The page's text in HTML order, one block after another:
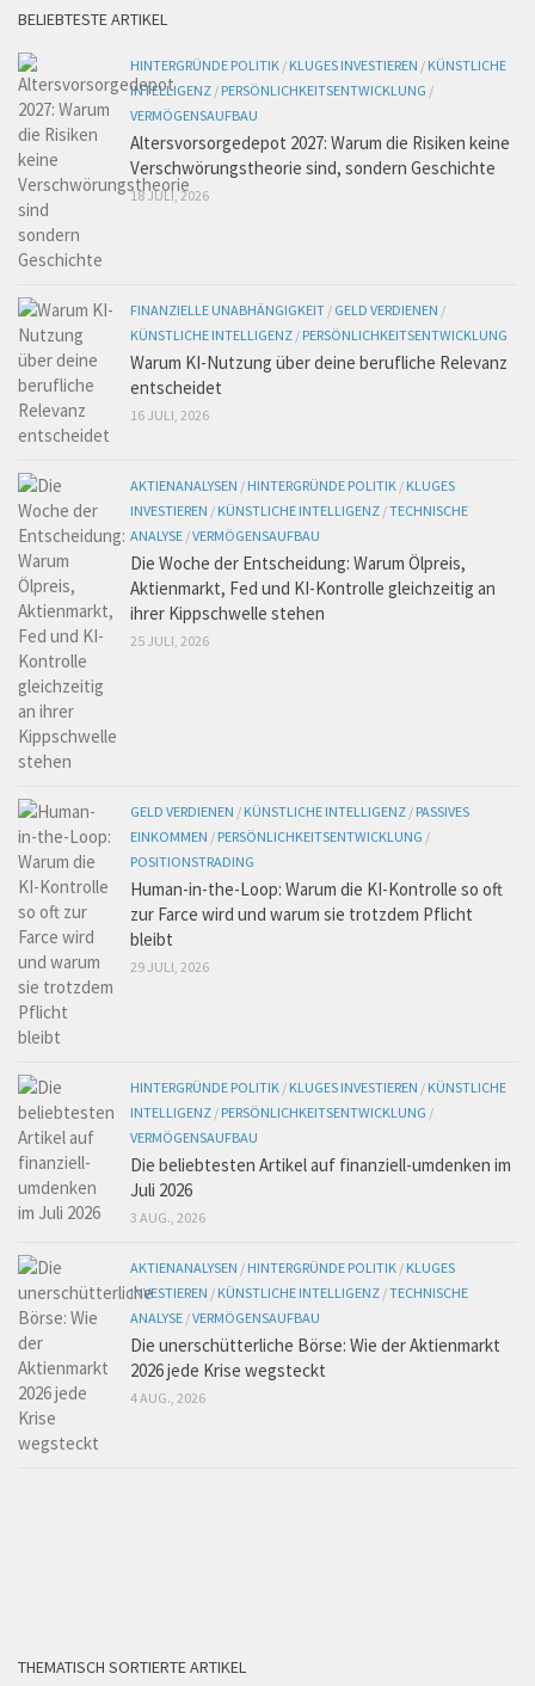
BELIEBTESTE ARTIKEL
HINTERGRÜNDE POLITIK / KLUGES INVESTIEREN / KÜNSTLICHE
INTELLIGENZ / PERSÖNLICHKEITSENTWICKLUNG /
VERMÖGENSAUFBAU
Altersvorsorgedepot 2027: Warum die Risiken keine
Verschwörungstheorie sind, sondern Geschichte
18 JULI, 2026
FINANZIELLE UNABHÄNGIGKEIT / GELD VERDIENEN /
KÜNSTLICHE INTELLIGENZ / PERSÖNLICHKEITSENTWICKLUNG
Warum KI-Nutzung über deine berufliche Relevanz
entscheidet
16 JULI, 2026
AKTIENANALYSEN / HINTERGRÜNDE POLITIK / KLUGES
INVESTIEREN / KÜNSTLICHE INTELLIGENZ /TECHNISCHE
ANALYSE /VERMÖGENSAUFBAU
Die Woche der Entscheidung: Warum Ölpreis,
Aktienmarkt, Fed und KI-Kontrolle gleichzeitig an
ihrer Kippschwelle stehen
25 JULI, 2026
GELD VERDIENEN / KÜNSTLICHE INTELLIGENZ / PASSIVES
EINKOMMEN / PERSÖNLICHKEITSENTWICKLUNG /
POSITIONSTRADING
Human-in-the-Loop: Warum die KI-Kontrolle so oft
zur Farce wird und warum sie trotzdem Pflicht
bleibt
29 JULI, 2026
HINTERGRÜNDE POLITIK / KLUGES INVESTIEREN / KÜNSTLICHE
INTELLIGENZ / PERSÖNLICHKEITSENTWICKLUNG /
VERMÖGENSAUFBAU
Die beliebtesten Artikel auf finanziell-umdenken im
Juli 2026
3 AUG., 2026
AKTIENANALYSEN / HINTERGRÜNDE POLITIK / KLUGES
INVESTIEREN / KÜNSTLICHE INTELLIGENZ /TECHNISCHE
ANALYSE /VERMÖGENSAUFBAU
Die unerschütterliche Börse: Wie der Aktienmarkt
2026 jede Krise wegsteckt
4 AUG., 2026
THEMATISCH SORTIERTE ARTIKEL